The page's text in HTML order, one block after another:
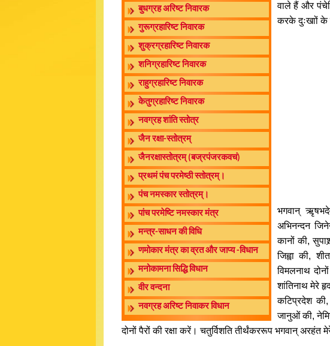
बुधग्रह अरिष्ट निवारक
गुरूग्रहारिष्ट निवारक
शुक्रग्रहारिष्ट निवारक
शनिग्रहारिष्ट निवारक
राहुग्रहारिष्ट निवारक
केतुग्रहारिष्ट निवारक
नवग्रह शांति स्तोत्र
जैन रक्षा-स्तोत्रम्
जैनरक्षास्तोत्रम् (बज्रपंजरकवचं)
प्रथमं पंच परमेष्ठी स्तोत्रम्।
पंच नमस्कार स्तोत्रम्।
पांच परमेष्टि नमस्कार मंत्र
मन्त्र-साधन की विधि
णमोकार मंत्र का व्रत और जाप्य -विधान
मनोकामना सिद्धि विधान
वीर वन्दना
नवग्रह अरिष्ट निवाकर विधान
वाले हैं और
करके दुःखाों के
भगवान्
अभिनन्दन
कानों की,
जिह्वा की,
विमलनाथ
शांतिनाथ मेरे
कटिप्रदेश
जानुओं की,
दोनों पैरों की रक्षा करें। चतुर्विशति तीर्थंकररूप भगवान् अरहंत